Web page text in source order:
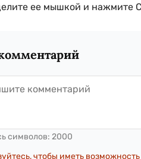
ее мышкой и нажмите
символов: 2000
чтобы иметь возможность